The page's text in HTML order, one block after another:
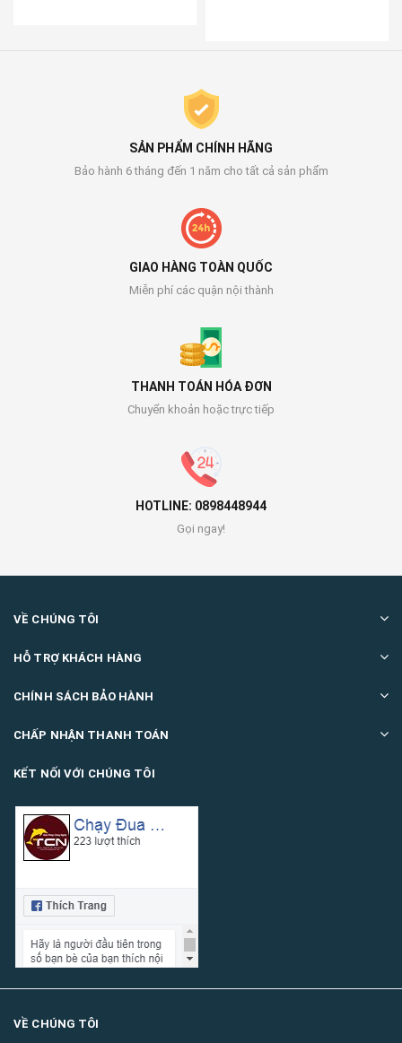
SẢN PHẨM CHÍNH HÃNG
Bảo hành 6 tháng đến 1 năm cho tất cả sản phẩm
GIAO HÀNG TOÀN QUỐC
Miễn phí các quận nội thành
THANH TOÁN HÓA ĐƠN
Chuyển khoản hoặc trực tiếp
HOTLINE: 0898448944
Gọi ngay!
VỀ CHÚNG TÔI
HỖ TRỢ KHÁCH HÀNG
CHÍNH SÁCH BẢO HÀNH
CHẤP NHẬN THANH TOÁN
KẾT NỐI VỚI CHÚNG TÔI
VỀ CHÚNG TÔI